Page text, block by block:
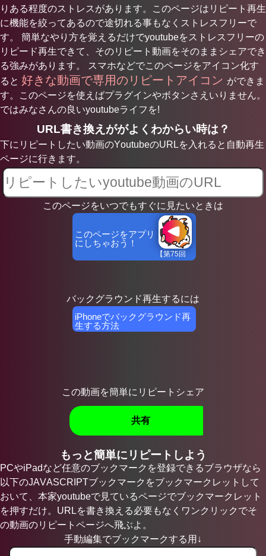
りある程度のストレスがあります。このページはリピート再生
に機能を絞ってあるので途切れる事もなくストレスフリーで
す。 簡単なやり方を覚えるだけでyoutubeをストレスフリーの
リピード再生できて、そのリピート動画をそのままシェアでき
る強みがあります。 スマホなどでこのページをアイコン化す
ると 好きな動画で専用のリピートアイコン ができま
す。このページを使えばプラグインやボタンさえいりません。
ではみなさんの良いyoutubeライフを!
URL書き換えががよくわからい時は？
下にリピートしたい動画のYoutubeのURLを入れると自動再生
ページに行きます。
このページをいつでもすぐに見たいときは
このページをアプリ
にしちゃおう！
【第75回
バックグラウンド再生するには
iPhoneでバックグラウンド再
生する方法
この動画を簡単にリピートシェア
共有
もっと簡単にリピートしよう
PCやiPadなど任意のブックマークを登録できるブラウザなら
以下のJAVASCRIPTブックマークをブックマークレットして
おいて、本家youtubeで見ているページでブックマークレット
を押すだけ。URLを書き換える必要もなくワンクリックでそ
の動画のリピートページへ飛ぶよ。
手動編集でブックマークする用↓